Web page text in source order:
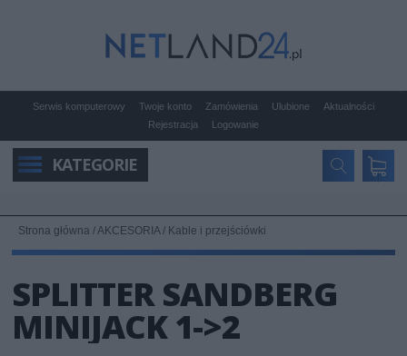
Serwis komputerowy Twoje konto Zamówienia Ulubione
Aktualności
Rejestracja
Logowanie
KATEGORIE
Strona główna /AKCESORIA/ Kable i przejściówki
SPLITTER SANDBERG
MINIJACK 1->2